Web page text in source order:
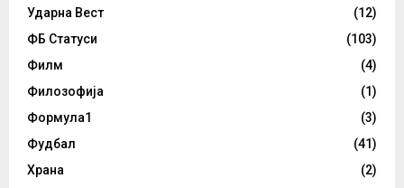
Ударна Вест
(12)
ФБ Статуси
(103)
Филм
(4)
Филозофија
(1)
Формула1
(3)
Фудбал
(41)
Храна
(2)